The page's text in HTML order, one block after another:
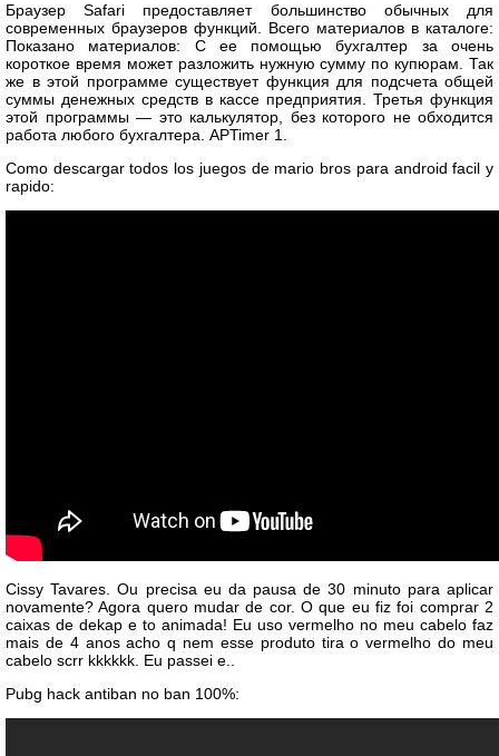
Браузер Safari предоставляет большинство обычных для
современных браузеров функций. Всего материалов в каталоге:
Показано материалов: С ее помощью бухгалтер за очень
короткое время может разложить нужную сумму по купюрам. Так
же в этой программе существует функция для подсчета общей
суммы денежных средств в кассе предприятия. Третья функция
этой программы — это калькулятор, без которого не обходится
работа любого бухгалтера. APTimer 1.
Como descargar todos los juegos de mario bros para android facil y
rapido:
Cissy Tavares. Ou precisa eu da pausa de 30 minuto para aplicar
novamente? Agora quero mudar de cor. O que eu fiz foi comprar 2
caixas de dekap e to animada! Eu uso vermelho no meu cabelo faz
mais de 4 anos acho q nem esse produto tira o vermelho do meu
cabelo scrr kkkkkk. Eu passei e..
Pubg hack antiban no ban 100%: